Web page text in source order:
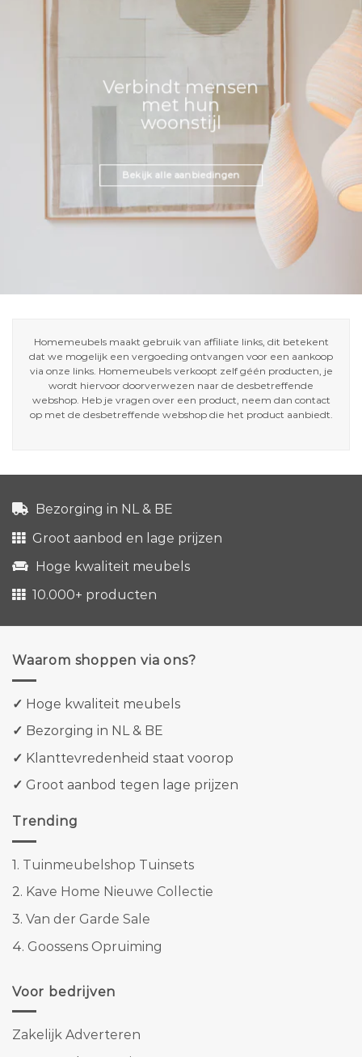
Verbindt mensen
met hun
woonstijl
Bekijk alle aanbiedingen
Homemeubels maakt gebruik van affiliate links, dit betekent
dat we mogelijk een vergoeding ontvangen voor een aankoop
via onze links. Homemeubels verkoopt zelf géén producten, je
wordt hiervoor doorverwezen naar de desbetreffende
webshop. Heb je vragen over een product, neem dan contact
op met de desbetreffende webshop die het product aanbiedt.
Bezorging in NL & BE
Groot aanbod en lage prijzen
Hoge kwaliteit meubels
10.000+ producten
Waarom shoppen via ons?
✓ Hoge kwaliteit meubels
✓ Bezorging in NL & BE
✓ Klanttevredenheid staat voorop
✓ Groot aanbod tegen lage prijzen
Trending
1. Tuinmeubelshop Tuinsets
2. Kave Home Nieuwe Collectie
3. Van der Garde Sale
4. Goossens Opruiming
Voor bedrijven
Zakelijk Adverteren